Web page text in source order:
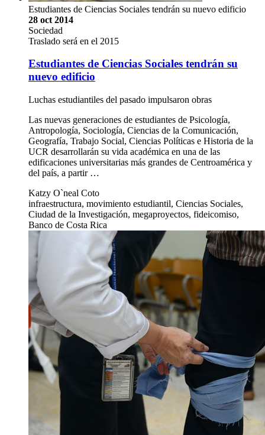
Estudiantes de Ciencias Sociales tendrán su nuevo edificio
28 oct 2014
Sociedad
Traslado será en el 2015
Estudiantes de Ciencias Sociales tendrán su
nuevo edificio
Luchas estudiantiles del pasado impulsaron obras
Las nuevas generaciones de estudiantes de Psicología,
Antropología, Sociología, Ciencias de la Comunicación,
Geografía, Trabajo Social, Ciencias Políticas e Historia de la
UCR desarrollarán su vida académica en una de las
edificaciones universitarias más grandes de Centroamérica y
del país, a partir …
Katzy O`neal Coto
infraestructura, movimiento estudiantil, Ciencias Sociales,
Ciudad de la Investigación, megaproyectos, fideicomiso,
Banco de Costa Rica